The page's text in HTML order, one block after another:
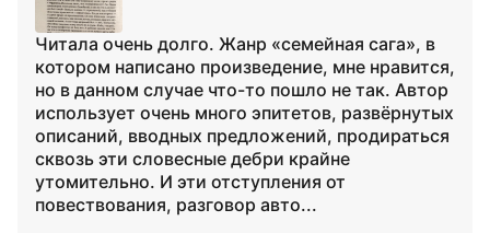
Читала очень долго. Жанр «семейная сага», в
котором написано произведение, мне нравится,
но в данном случае что-то пошло не так. Автор
использует очень много эпитетов, развёрнутых
описаний, вводных предложений, продираться
сквозь эти словесные дебри крайне
утомительно. И эти отступления от
повествования, разговор авто...